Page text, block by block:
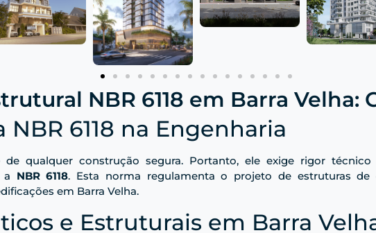
NBR 6118 em Barra Velha:
6118 na Engenharia
qualquer construção segura. Portanto, ele exige rigor
a NBR 6118. Esta norma regulamenta o projeto de estruturas de
em Barra Velha.
e Estruturais em Barra